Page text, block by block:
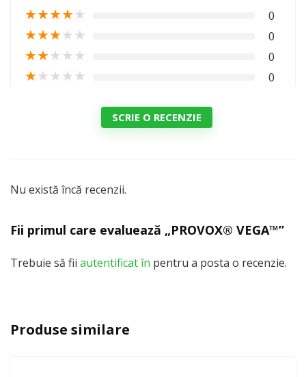
★★★★★ 0
★★★★★ 0
★★★★★ 0
★★★★★ 0
SCRIE O RECENZIE
Nu există încă recenzii.
Fii primul care evaluează „PROVOX® VEGA™”
Trebuie să fii autentificat în pentru a posta o recenzie.
Produse similare